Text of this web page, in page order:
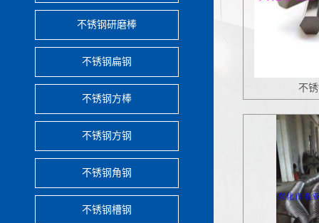
不锈钢研磨棒
不锈钢扁钢
不锈钢方棒
不锈钢方钢
不锈钢角钢
不锈钢槽钢